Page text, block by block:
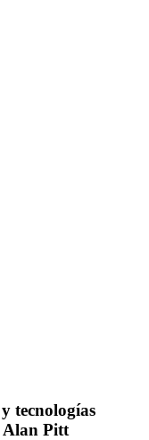
tecnologías
Alan Pitt